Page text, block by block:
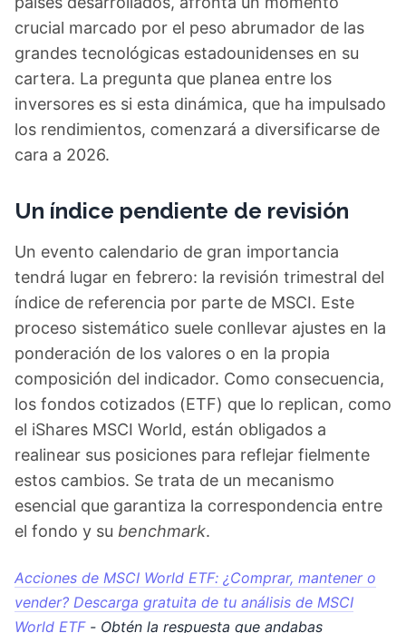
crucial marcado por el peso abrumador de las
grandes tecnológicas estadounidenses en su
cartera. La pregunta que planea entre los
inversores es si esta dinámica, que ha impulsado
los rendimientos, comenzará a diversificarse de
cara a 2026.
Un índice pendiente de revisión
Un evento calendario de gran importancia
tendrá lugar en febrero: la revisión trimestral del
índice de referencia por parte de MSCI. Este
proceso sistemático suele conllevar ajustes en la
ponderación de los valores o en la propia
composición del indicador. Como consecuencia,
los fondos cotizados (ETF) que lo replican, como
el iShares MSCI World, están obligados a
realinear sus posiciones para reflejar fielmente
estos cambios. Se trata de un mecanismo
esencial que garantiza la correspondencia entre
el fondo y su benchmark.
Acciones de MSCI World ETF: ¿Comprar, mantener o
vender? Descarga gratuita de tu análisis de MSCI
World ETF- Obtén la respuesta que andabas